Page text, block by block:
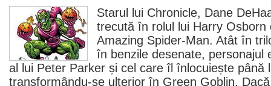
Starul lui Chronicle, Dane
trecută în rolul lui Harry
Amazing Spider-Man. Atât în
în benzile desenate, personajul
al lui Peter Parker și cel care îl înlocuiește până
transformându-se ulterior în Green Goblin.